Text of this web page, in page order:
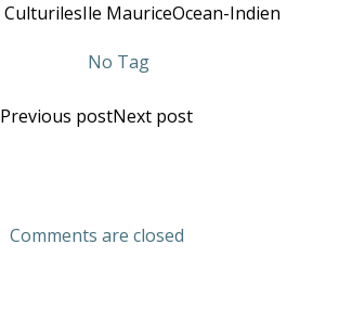
CulturilesIle MauriceOcean-Indien
No Tag
Previous postNext post
Comments are closed